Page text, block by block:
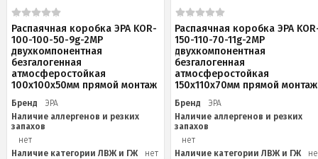
Распаячная коробка ЭРА KOR-
100-100-50-9g-2MP
двухкомпонентная
безгалогенная
атмосферостойкая
100х100х50мм прямой монтаж
Бренд
ЭРА
Наличие аллергенов и резких
запахов
нет
Наличие категории ЛВЖ и ГЖ
нет
Распаячная коробка ЭРА
150-110-70-11g-2MP
двухкомпонентная
безгалогенная
атмосферостойкая
150х110х70мм прямой монтаж
Бренд
ЭРА
Наличие аллергенов и резких
запахов
нет
Наличие категории ЛВЖ и ГЖ